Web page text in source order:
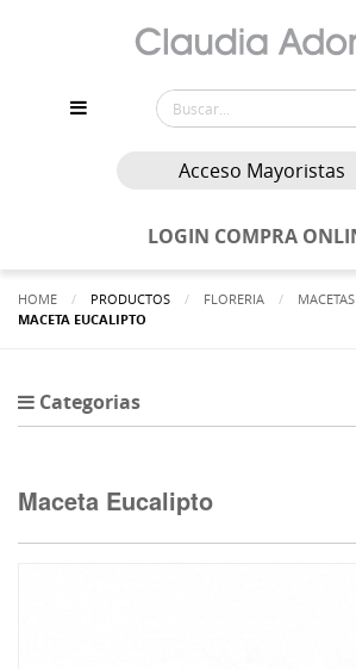
Acceso Mayoristas
LOGIN COMPRA
HOME PRODUCTOS FLORERIA
MACETAS
ACTUALMENTE:
MACETA EUCALIPTO
Categorias
Maceta Eucalipto